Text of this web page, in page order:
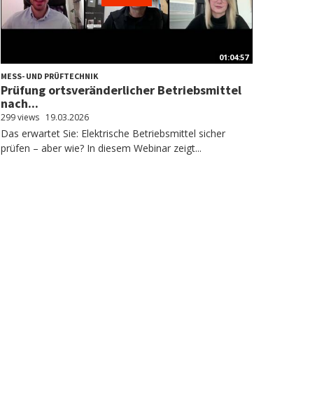
01:04:57
MESS- UND PRÜFTECHNIK
Prüfung ortsveränderlicher Betriebsmittel
nach...
299 views 19.03.2026
Das erwartet Sie: Elektrische Betriebsmittel sicher
prüfen – aber wie? In diesem Webinar zeigt...